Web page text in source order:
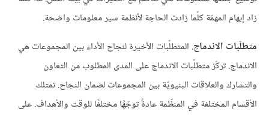
زاد إبهام المهمّة كلّما زادت الحاجة لأنظمة سير معلومات واضحة.
متطلّبات الاندماج. المتطلّبات الأخيرة لنجاح الأداء بين المجموعات هي
الاندماج. تركّز متطلّبات الاندماج على المدى المطلوب من التعاون
والتشارك والعلاقات البنيويّة بين المجموعات لضمان النجاح. تمتلك
الأقسام المختلفة في المنظّمة عادةً توجّهًا مختلفًا للوقت والأهداف. على